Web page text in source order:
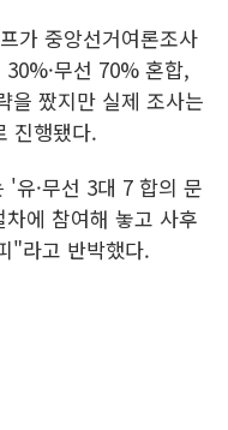
가 중앙선거여론조사
무선 70% 혼합,
을 짰지만 실제 조사는
진행됐다.
유·무선 3대 7 합의 문
에 참여해 놓고 사후
"라고 반박했다.